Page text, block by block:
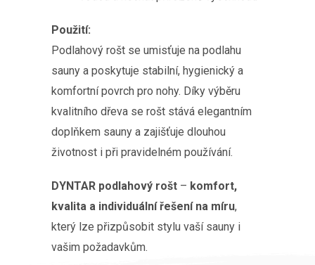
Použití:
Podlahový rošt se umisťuje na podlahu
sauny a poskytuje stabilní, hygienický a
komfortní povrch pro nohy. Díky výběru
kvalitního dřeva se rošt stává elegantním
doplňkem sauny a zajišťuje dlouhou
životnost i při pravidelném používání.
DYNTAR podlahový rošt– komfort,
kvalita a individuální řešení na míru,
který lze přizpůsobit stylu vaší sauny i
vašim požadavkům.